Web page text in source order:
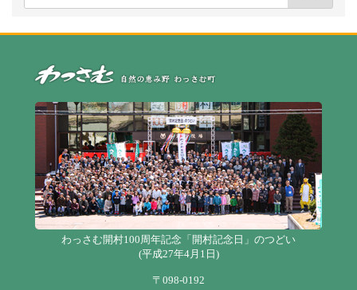
わっさむ開村100周年記念「開村記念日」のつどい
(平成27年4月1日)
〒098-0192